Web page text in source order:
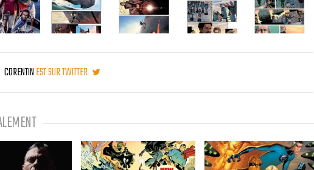
CORENTINEST SUR TWITTER